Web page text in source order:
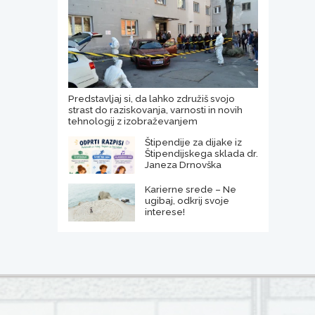
Predstavljaj si, da lahko združiš svojo
strast do raziskovanja, varnosti in novih
tehnologij z izobraževanjem
Štipendije za dijake iz
Štipendijskega sklada dr.
Janeza Drnovška
Karierne srede – Ne
ugibaj, odkrij svoje
interese!